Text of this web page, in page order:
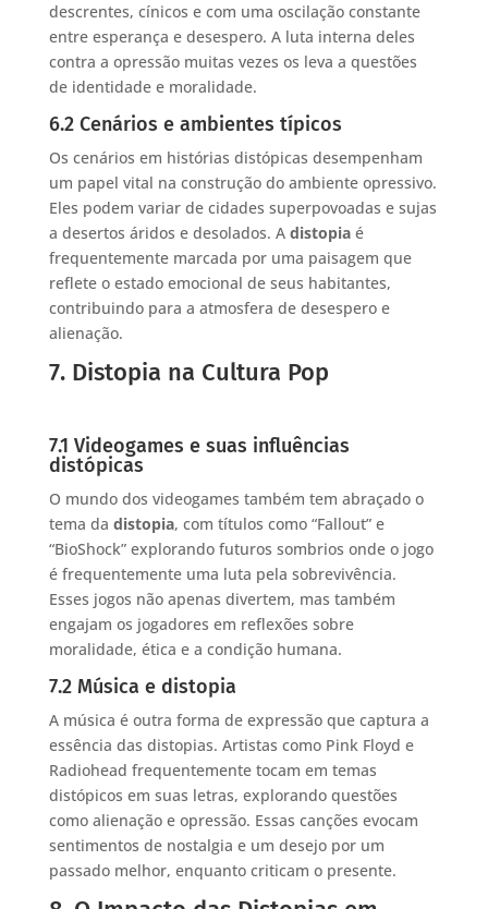
descrentes, cínicos e com uma oscilação constante
entre esperança e desespero. A luta interna deles
contra a opressão muitas vezes os leva a questões
de identidade e moralidade.
6.2 Cenários e ambientes típicos
Os cenários em histórias distópicas desempenham
um papel vital na construção do ambiente opressivo.
Eles podem variar de cidades superpovoadas e sujas
a desertos áridos e desolados. A distopiaé
frequentemente marcada por uma paisagem que
reflete o estado emocional de seus habitantes,
contribuindo para a atmosfera de desespero e
alienação.
7. Distopia na Cultura Pop
7.1 Videogames e suas influências
distópicas
O mundo dos videogames também tem abraçado o
tema da distopia, com títulos como “Fallout” e
“BioShock” explorando futuros sombrios onde o jogo
é frequentemente uma luta pela sobrevivência.
Esses jogos não apenas divertem, mas também
engajam os jogadores em reflexões sobre
moralidade, ética e a condição humana.
7.2 Música e distopia
A música é outra forma de expressão que captura a
essência das distopias. Artistas como Pink Floyd e
Radiohead frequentemente tocam em temas
distópicos em suas letras, explorando questões
como alienação e opressão. Essas canções evocam
sentimentos de nostalgia e um desejo por um
passado melhor, enquanto criticam o presente.